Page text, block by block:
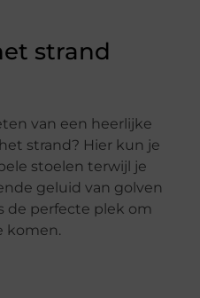
strand
van een heerlijke
strand? Hier kun je
stoelen terwijl je
geluid van golven
de perfecte plek om
komen.